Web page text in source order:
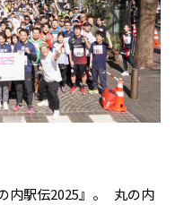
2025』。 丸の内